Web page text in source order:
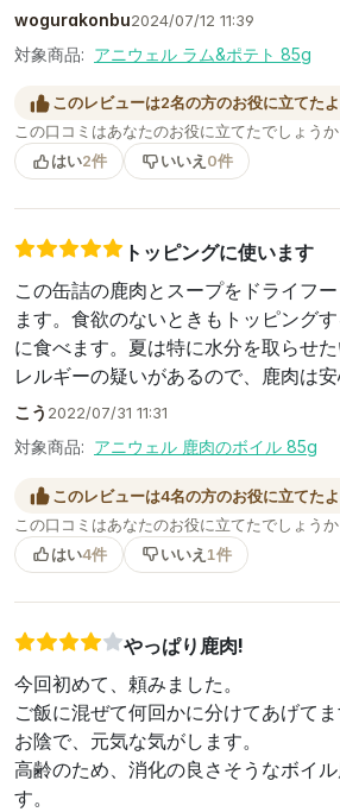
wogurakonbu2024/07/12 11:39
対象商品: アニウェル ラム&ポテト 85g
このレビューは2名の方のお役に立てた
この口コミはあなたのお役に立てたでしょうか
はい2件 いいえ 0件
トッピングに使います
この缶詰の鹿肉とスープをドライフ
ます。食欲のないときもトッピング
に食べます。夏は特に水分を取らせ
レルギーの疑いがあるので、鹿肉は安
こう 2022/07/31 11:31
対象商品: アニウェル 鹿肉のボイル 85g
このレビューは4名の方のお役に立てた
この口コミはあなたのお役に立てたでしょうか
はい4件 いいえ 1件
やっぱり鹿肉!
今回初めて、頼みました。
ご飯に混ぜて何回かに分けてあげてま
お陰で、元気な気がします。
高齢のため、消化の良さそうなボイ
す。